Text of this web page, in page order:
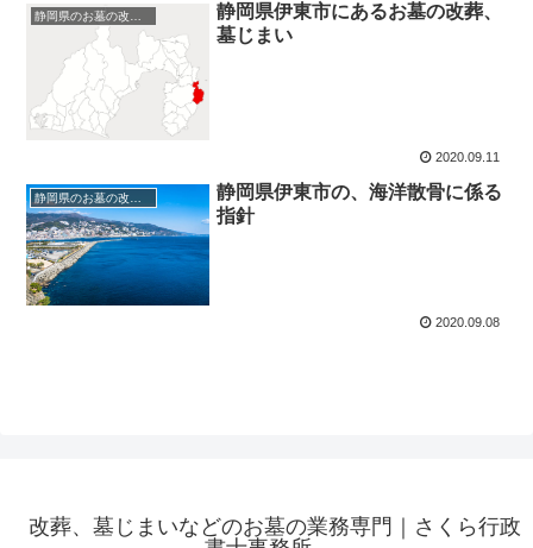
静岡県のお墓の改葬、墓じまい
静岡県伊東市にあるお墓の改葬、
墓じまい
2020.09.11
静岡県のお墓の改葬、墓じまい
静岡県伊東市の、海洋散骨に係る
指針
2020.09.08
改葬、墓じまいなどのお墓の業務専門｜さくら行政